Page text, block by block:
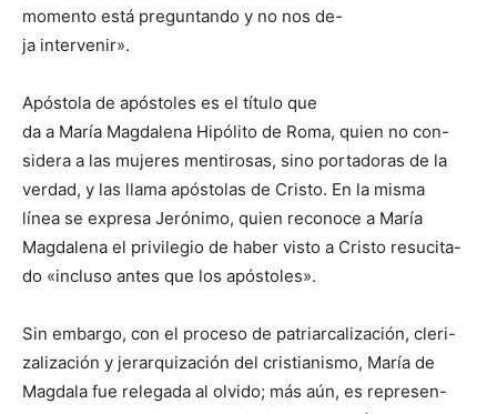
momento está preguntando y no nos de-
ja intervenir».
Apóstola de apóstoles es el título que
da a María Magdalena Hipólito de Roma, quien no con-
sidera a las mujeres mentirosas, sino portadoras de la
verdad, y las llama apóstolas de Cristo. En la misma
línea se expresa Jerónimo, quien reconoce a María
Magdalena el privilegio de haber visto a Cristo resucita-
do «incluso antes que los apóstoles».
Sin embargo, con el proceso de patriarcalización, cleri-
zalización y jerarquización del cristianismo, María de
Magdala fue relegada al olvido; más aún, es represen-